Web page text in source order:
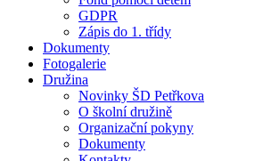
GDPR
Zápis do 1. třídy
Dokumenty
Fotogalerie
Družina
Novinky ŠD Petřkova
O školní družině
Organizační pokyny
Dokumenty